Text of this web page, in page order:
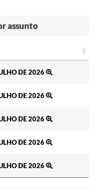
assunto
DE 2026
DE 2026
DE 2026
DE 2026
DE 2026